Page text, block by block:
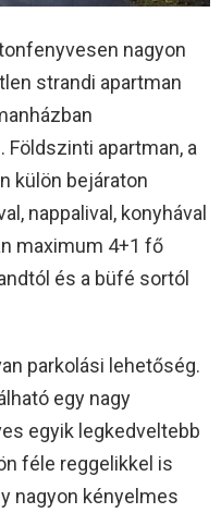
nagyon
strandi apartman
apartman, a
külön bejáraton
nappalival, konyhával
maximum 4+1 fő
és a büfé sortól
parkolási lehetőség.
egy nagy
egyik legkedveltebb
féle reggelikkel is
nagyon kényelmes